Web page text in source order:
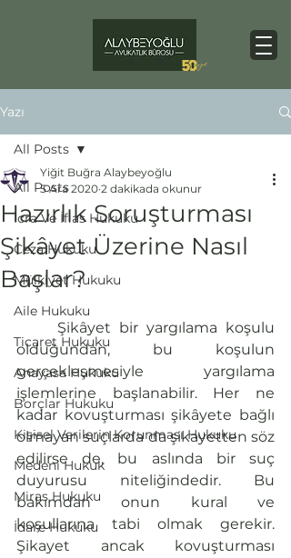
Yazı
All Posts
İcra Ve İflas Hukuku
Ceza Hukuku
Mülkiyet Hukuku
Aile Hukuku
Ticaret Hukuku
Anayasa Hukuku
Borçlar Hukuku
Kişisel Verilerin Korunması Hukuku
Medeni Hukuk
Miras Hukuku
İdare Hukuku
All Posts
Hazırlık Soruşturması
Şikâyet Üzerine Nasıl
Başlar?
Yiğit Buğra Alaybeyoğlu
5 Ara 2020 2 dakikada okunur
olduğundan, bu koşulun
gerçekleşmesiyle yargılama
işlemlerine başlanabilir. Her ne
kadar kovuşturması şikâyete bağlı
olmayan suçlarda da şikayetten söz
edilirse de, bu aslında bir suç
duyurusu niteliğindedir. Bu
bakımdan onun kural ve
koşullarına tabi olmak gerekir.
Şikayet ancak kovuşturması